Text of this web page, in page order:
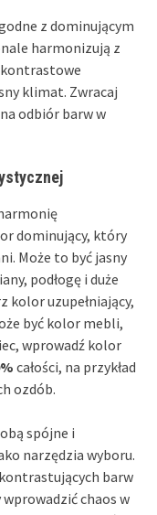
z dominującym
harmonizują z
klimat. Zwracaj
odbiór barw w
dominujący, który
Może to być jasny
podłogę i duże
kolor uzupełniający,
być kolor mebli,
wprowadź kolor
całości, na przykład
ozdób.
spójne i
narzędzia wyboru.
barw
chaos w